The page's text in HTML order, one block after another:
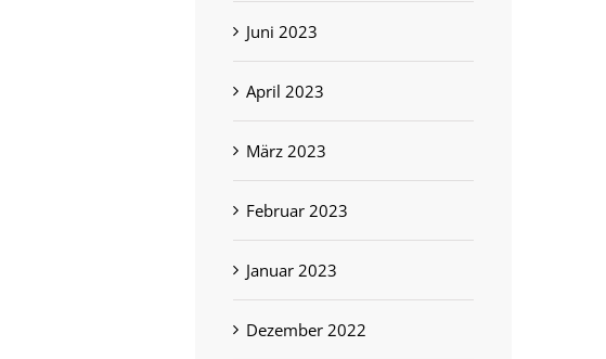
Juni 2023
April 2023
März 2023
Februar 2023
Januar 2023
Dezember 2022